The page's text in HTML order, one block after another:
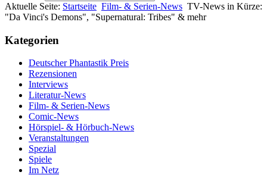
Aktuelle Seite: Startseite Film- & Serien-News TV-News in Kürze:
"Da Vinci's Demons", "Supernatural: Tribes" & mehr
Kategorien
Deutscher Phantastik Preis
Rezensionen
Interviews
Literatur-News
Film- & Serien-News
Comic-News
Hörspiel- & Hörbuch-News
Veranstaltungen
Spezial
Spiele
Im Netz